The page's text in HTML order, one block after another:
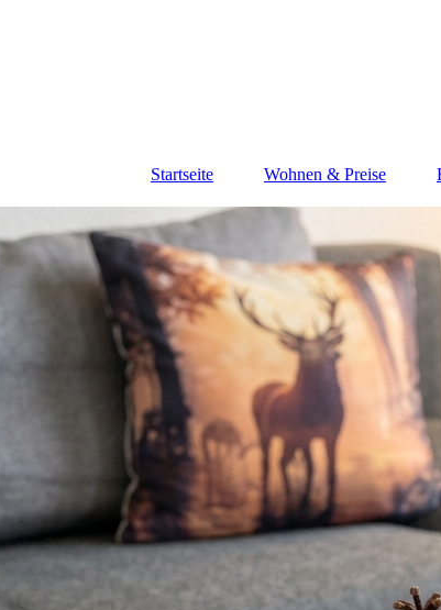
Startseite Wohnen & Preise